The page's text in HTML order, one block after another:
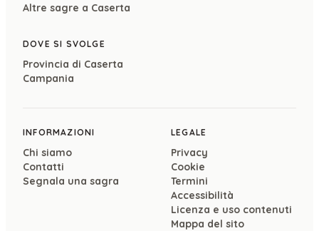
Altre sagre a Caserta
DOVE SI SVOLGE
Provincia di Caserta
Campania
INFORMAZIONI
Chi siamo
Contatti
Segnala una sagra
LEGALE
Privacy
Cookie
Termini
Accessibilità
Licenza e uso contenuti
Mappa del sito